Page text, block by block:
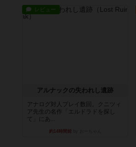
レビュー
アルナックの失われし遺跡
アナログ対人プレイ数回。クニツィ
ア先生の名作「エルドラドを探し
て」にあ...
約14時間前